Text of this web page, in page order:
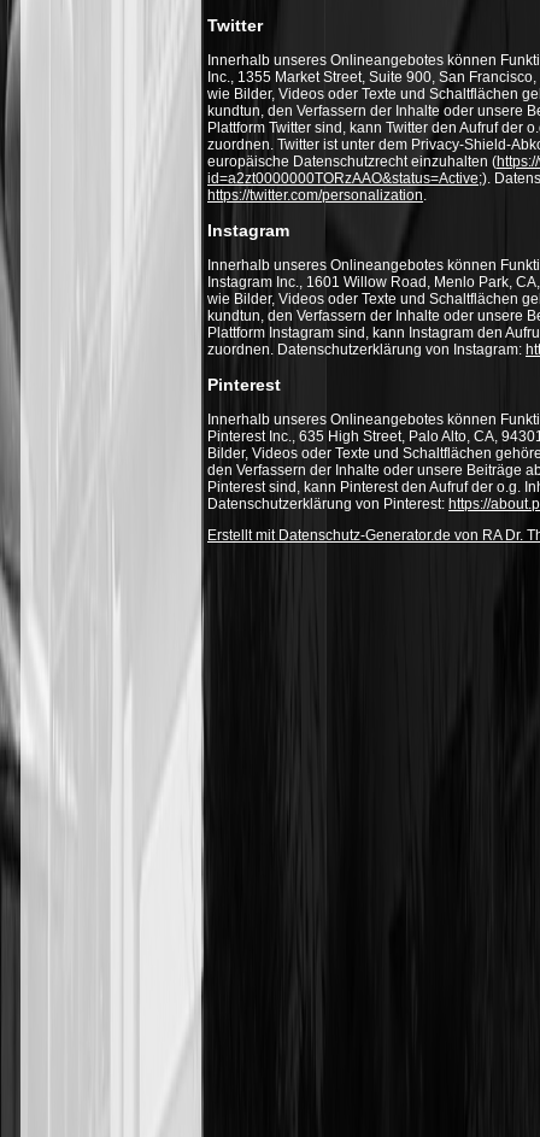
Twitter
Innerhalb unseres Onlineangebotes können
Inc., 1355 Market Street, Suite 900, San
wie Bilder, Videos oder Texte und Schaltflächen
kundtun, den Verfassern der Inhalte oder unsere
Plattform Twitter sind, kann Twitter den Aufruf der
zuordnen. Twitter ist unter dem Privacy-Shield-
europäische Datenschutzrecht einzuhalten (
id=a2zt0000000TORzAAO&status=Active;).
https://twitter.com/personalization
Instagram
Innerhalb unseres Onlineangebotes können
Instagram Inc., 1601 Willow Road, Menlo Park,
wie Bilder, Videos oder Texte und Schaltflächen
kundtun, den Verfassern der Inhalte oder unsere
Plattform Instagram sind, kann Instagram den
zuordnen. Datenschutzerklärung von Instagram:
Pinterest
Innerhalb unseres Onlineangebotes können
Pinterest Inc., 635 High Street, Palo Alto, CA,
Bilder, Videos oder Texte und Schaltflächen
den Verfassern der Inhalte oder unsere Beiträge
Pinterest sind, kann Pinterest den Aufruf der o.g.
Datenschutzerklärung von Pinterest: https://
Erstellt mit Datenschutz-Generator.de von RA Dr.